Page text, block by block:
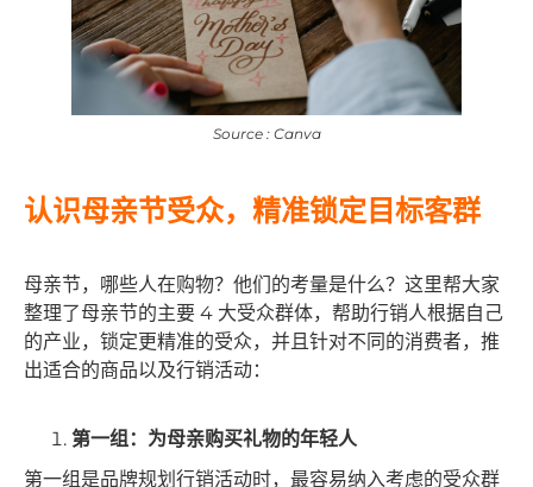
Source : Canva
认识母亲节受众，精准锁定目标客群
母亲节，哪些人在购物？他们的考量是什么？这里帮大家
整理了母亲节的主要 4 大受众群体，帮助行销人根据自己
的产业，锁定更精准的受众，并且针对不同的消费者，推
出适合的商品以及行销活动：
第一组：为母亲购买礼物的年轻人
第一组是品牌规划行销活动时，最容易纳入考虑的受众群